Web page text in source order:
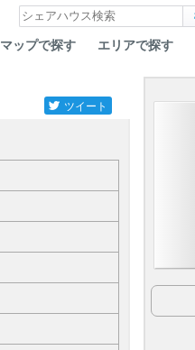
マップで探す エリアで探す
ツイート